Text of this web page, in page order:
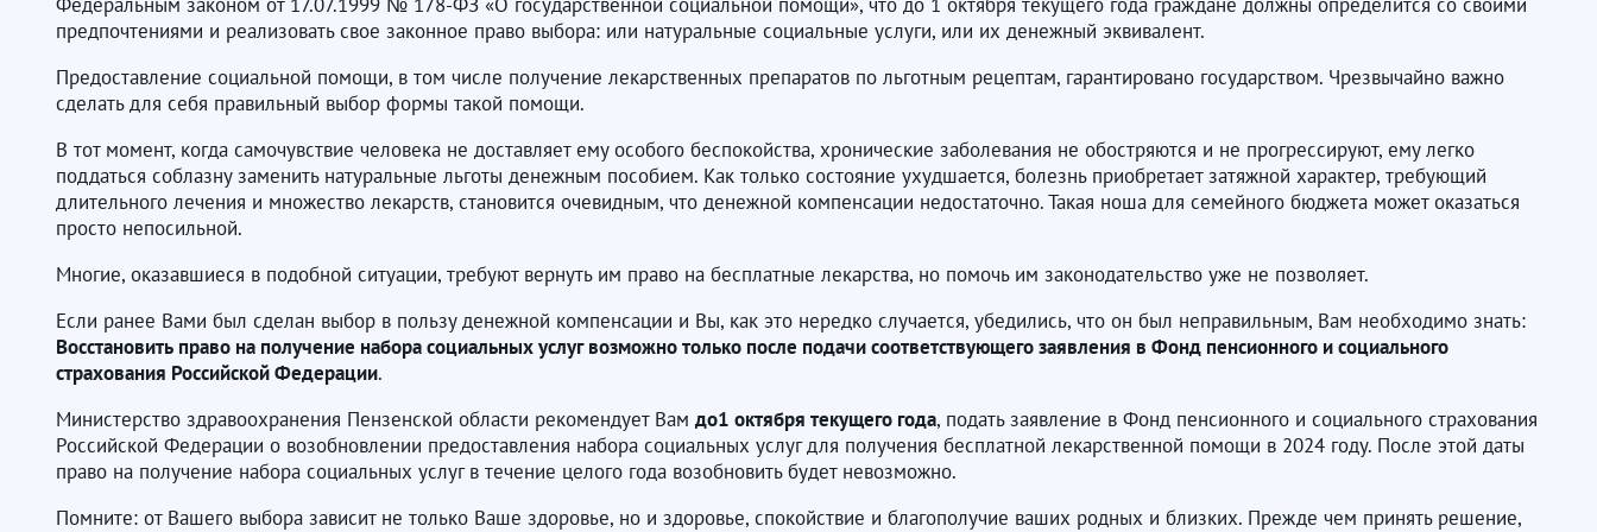
предпочтениями и реализовать свое законное право выбора: или натуральные социальные услуги, или их денежный эквивалент.
Предоставление социальной помощи, в том числе получение лекарственных препаратов по льготным рецептам, гарантировано государством. Чрезвычайно важно
сделать для себя правильный выбор формы такой помощи.
В тот момент, когда самочувствие человека не доставляет ему особого беспокойства, хронические заболевания не обостряются и не прогрессируют, ему легко
поддаться соблазну заменить натуральные льготы денежным пособием. Как только состояние ухудшается, болезнь приобретает затяжной характер, требующий
длительного лечения и множество лекарств, становится очевидным, что денежной компенсации недостаточно. Такая ноша для семейного бюджета может оказаться
просто непосильной.
Многие, оказавшиеся в подобной ситуации, требуют вернуть им право на бесплатные лекарства, но помочь им законодательство уже не позволяет.
Если ранее Вами был сделан выбор в пользу денежной компенсации и Вы, как это нередко случается, убедились, что он был неправильным, Вам необходимо знать:
Восстановить право на получение набора социальных услуг возможно только после подачи соответствующего заявления в Фонд пенсионного и социального
страхования Российской Федерации.
Министерство здравоохранения Пензенской области рекомендует Вам до1 октября текущего года, подать заявление в Фонд пенсионного и социального страхования
Российской Федерации о возобновлении предоставления набора социальных услуг для получения бесплатной лекарственной помощи в 2024 году. После этой даты
право на получение набора социальных услуг в течение целого года возобновить будет невозможно.
Помните: от Вашего выбора зависит не только Ваше здоровье, но и здоровье, спокойствие и благополучие ваших родных и близких. Прежде чем принять решение,